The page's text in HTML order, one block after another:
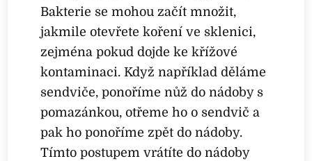
Bakterie se mohou začít množit,
jakmile otevřete koření ve sklenici,
zejména pokud dojde ke křížové
kontaminaci. Když například děláme
sendviče, ponoříme nůž do nádoby s
pomazánkou, otřeme ho o sendvič a
pak ho ponoříme zpět do nádoby.
Tímto postupem vrátíte do nádoby